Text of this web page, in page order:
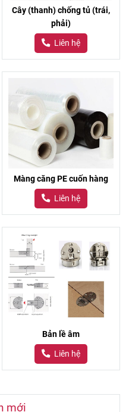
Cây (thanh) chống tủ (trái,
phải)
Liên hệ
Màng căng PE cuốn hàng
Liên hệ
Bản lề âm
Liên hệ
mới